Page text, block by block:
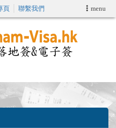
menu
頁 聯繫我們
請簽證
VIP快速通關服务